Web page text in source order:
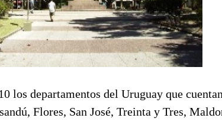
los departamentos del Uruguay que
Flores, San José, Treinta y Tres,